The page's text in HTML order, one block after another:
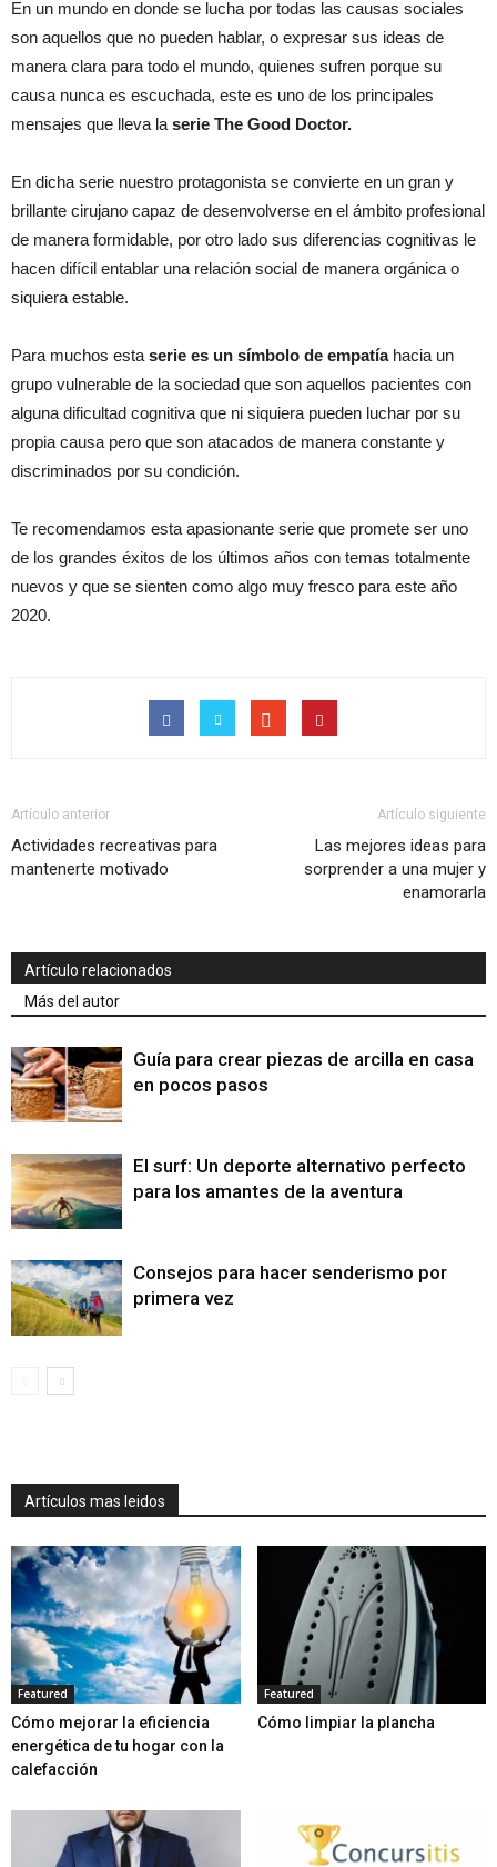
En un mundo en donde se lucha por todas las causas sociales
son aquellos que no pueden hablar, o expresar sus ideas de
manera clara para todo el mundo, quienes sufren porque su
causa nunca es escuchada, este es uno de los principales
mensajes que lleva la serie The Good Doctor.
En dicha serie nuestro protagonista se convierte en un gran y
brillante cirujano capaz de desenvolverse en el ámbito profesional
de manera formidable, por otro lado sus diferencias cognitivas le
hacen difícil entablar una relación social de manera orgánica o
siquiera estable.
Para muchos esta serie es un símbolo de empatíahacia un
grupo vulnerable de la sociedad que son aquellos pacientes con
alguna dificultad cognitiva que ni siquiera pueden luchar por su
propia causa pero que son atacados de manera constante y
discriminados por su condición.
Te recomendamos esta apasionante serie que promete ser uno
de los grandes éxitos de los últimos años con temas totalmente
nuevos y que se sienten como algo muy fresco para este año
2020.
Artículo anterior
Actividades recreativas para
mantenerte motivado
Artículo siguiente
Las mejores ideas para
sorprender a una mujer y
enamorarla
Artículo relacionados
Más del autor
Guía para crear piezas de arcilla en casa
en pocos pasos
El surf: Un deporte alternativo perfecto
para los amantes de la aventura
Consejos para hacer senderismo por
primera vez
Artículos mas leidos
Featured
Cómo mejorar la eficiencia
energética de tu hogar con la
calefacción
Featured
Cómo limpiar la plancha